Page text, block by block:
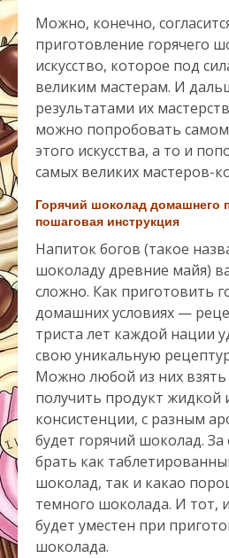
Можно, конечно,
приготовление горячего
искусство, которое под
великим мастерам. И
результатами их
можно попробовать
этого искусства, а то и
самых великих мастеров-
Горячий шоколад домашнего
пошаговая инструкция
Напиток богов (такое
шоколаду древние майя)
сложно. Как приготовить
домашних условиях —
триста лет каждой нации
свою уникальную
Можно любой из них взять
получить продукт жидкой
консистенции, с разным
будет горячий шоколад.
брать как
шоколад, так и какао
темного шоколада. И тот,
будет уместен при
шоколада.